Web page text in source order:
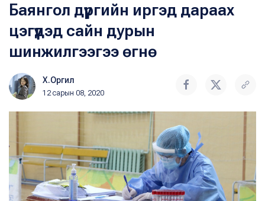
Баянгол дүүргийн иргэд дараах
цэгүүдэд сайн дурын
шинжилгээгээ өгнө
Х.Оргил
12 сарын 08, 2020